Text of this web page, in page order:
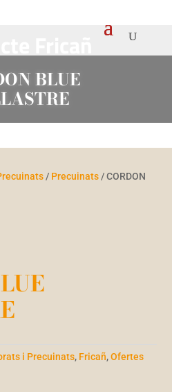
BLUE
/ Precuinats / CORDON
i Precuinats, Fricañ,Ofertes